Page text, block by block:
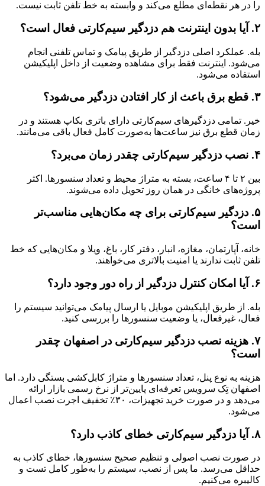
را در هر نقطه‌ای مطلع می‌کند و وابسته به خط تلفن ثابت نیست.
۲. آیا بدون اینترنت هم دزدگیر سیم‌کارتی فعال است؟
بله. عملکرد اصلی دزدگیر از طریق پیامک و تماس تلفنی انجام
می‌شود. اینترنت فقط برای مشاهده وضعیت از داخل اپلیکیشن
استفاده می‌شود.
۳. قطع برق باعث از کار افتادن دزدگیر می‌شود؟
خیر. تمامی دزدگیرهای سیم‌کارتی دارای باتری بکاپ هستند و در
زمان قطع برق نیز ساعت‌ها به‌صورت کامل فعال باقی می‌مانند.
۴. نصب دزدگیر سیم‌کارتی چقدر زمان می‌برد؟
بین ۲ تا ۴ ساعت، بسته به متراژ محیط و تعداد سنسورها. اکثر
پروژه‌های خانگی در همان روز تحویل داده می‌شوند.
۵. دزدگیر سیم‌کارتی برای چه مکان‌هایی مناسب‌تر
است؟
خانه، آپارتمان، مغازه، انبار، دفتر کار، باغ، ویلا و مکان‌هایی که خط
تلفن ثابت ندارند یا امنیت بالاتری می‌خواهند.
۶. آیا امکان کنترل دزدگیر از راه دور وجود دارد؟
بله. از طریق اپلیکیشن موبایل یا ارسال پیامک می‌توانید سیستم را
فعال، غیرفعال، یا وضعیت سنسورها را بررسی کنید.
۷. هزینه نصب دزدگیر سیم‌کارتی در اصفهان چقدر
است؟
هزینه به نوع پنل، تعداد سنسورها و متراژ کابل‌کشی بستگی دارد. اما
اصفهان تِک سرویس تعرفه‌ای پایین‌تر از نرخ رسمی بازار ارائه
می‌دهد و در صورت خرید تجهیزات، ۳۰٪ تخفیف اجرت نصب اعمال
می‌شود.
۸. آیا دزدگیر سیم‌کارتی خطای کاذب دارد؟
در صورت نصب اصولی و تنظیم صحیح سنسورها، خطای کاذب به
حداقل می‌رسد. ما پس از نصب، سیستم را به‌طور کامل تست و
کالیبره می‌کنیم.